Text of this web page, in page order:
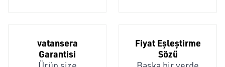
vatansera
Garantisi
Fiyat Eşleştirme
Sözü